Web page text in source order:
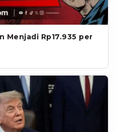
Menjadi Rp17.935 per